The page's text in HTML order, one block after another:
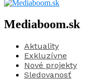
Mediaboom.sk
Aktuality
Exkluzívne
Nové projekty
Sledovanosť